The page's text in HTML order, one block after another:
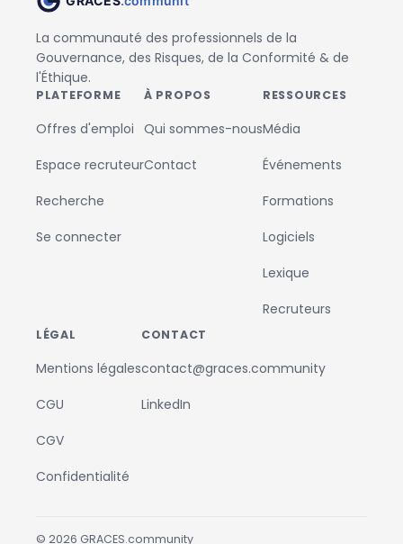
La communauté des professionnels de la
Gouvernance, des Risques, de la Conformité & de
l'Éthique.
PLATEFORME
Offres d'emploi
Espace recruteur
Recherche
Se connecter
À PROPOS
Qui sommes-nous
Contact
RESSOURCES
Média
Événements
Formations
Logiciels
Lexique
Recruteurs
LÉGAL
Mentions légales
CGU
CGV
Confidentialité
CONTACT
contact@graces.community
LinkedIn
© 2026 GRACES.community